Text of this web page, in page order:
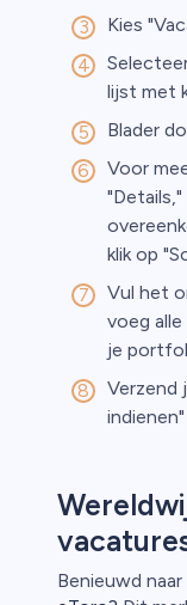
Kies
lijst met
Blader
Voor
klik op
Vul het
voeg
je
Verzend
Benieuwd naar